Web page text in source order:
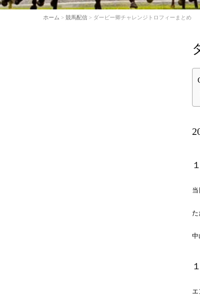
ホーム > 競馬配信 > ダービー卿チャレンジトロフィーまとめ
中